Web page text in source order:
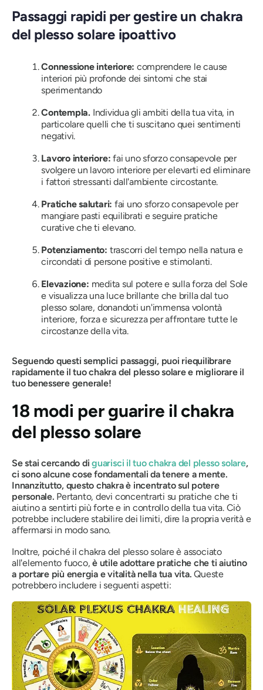
Passaggi rapidi per gestire un chakra
del plesso solare ipoattivo
Connessione interiore: comprendere le cause
interiori più profonde dei sintomi che stai
sperimentando
Contempla. Individua gli ambiti della tua vita, in
particolare quelli che ti suscitano quei sentimenti
negativi.
Lavoro interiore:fai uno sforzo consapevole per
svolgere un lavoro interiore per elevarti ed eliminare
i fattori stressanti dall'ambiente circostante.
Pratiche salutari: fai uno sforzo consapevole per
mangiare pasti equilibrati e seguire pratiche
curative che ti elevano.
Potenziamento: trascorri del tempo nella natura e
circondati di persone positive e stimolanti.
Elevazione: medita sul potere e sulla forza del Sole
e visualizza una luce brillante che brilla dal tuo
plesso solare, donandoti un'immensa volontà
interiore, forza e sicurezza per affrontare tutte le
circostanze della vita.
Seguendo questi semplici passaggi, puoi riequilibrare
rapidamente il tuo chakra del plesso solare e migliorare il
tuo benessere generale!
18 modi per guarire il chakra
del plesso solare
Se stai cercando diguarisci il tuo chakra del plesso solare,
ci sono alcune cose fondamentali da tenere a mente.
Innanzitutto, questo chakra è incentrato sul potere
personale. Pertanto, devi concentrarti su pratiche che ti
aiutino a sentirti più forte e in controllo della tua vita.Ciò
potrebbe includere stabilire dei limiti, dire la propria verità e
affermarsi in modo sano.
Inoltre, poiché il chakra del plesso solare è associato
all'elemento fuoco,è utile adottare pratiche che ti aiutino
a portare più energia e vitalità nella tua vita. Queste
potrebbero includere i seguenti aspetti: